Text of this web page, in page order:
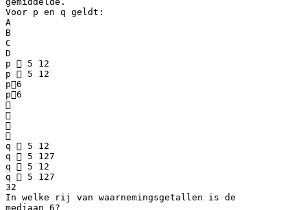
Voor p en q geldt:
A
B
C
D
p  5 12
p  5 12
p6
p6




q  5 12
q  5 127
q  5 12
q  5 127
32
In welke rij van waarnemingsgetallen is de
mediaan 6?